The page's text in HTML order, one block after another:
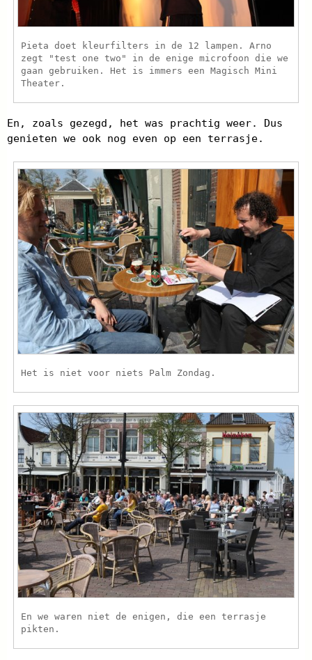
Pieta doet kleurfilters in de 12 lampen. Arno
zegt "test one two" in de enige microfoon die we
gaan gebruiken. Het is immers een Magisch Mini
Theater.
En, zoals gezegd, het was prachtig weer. Dus
genieten we ook nog even op een terrasje.
Het is niet voor niets Palm Zondag.
En we waren niet de enigen, die een terrasje
pikten.